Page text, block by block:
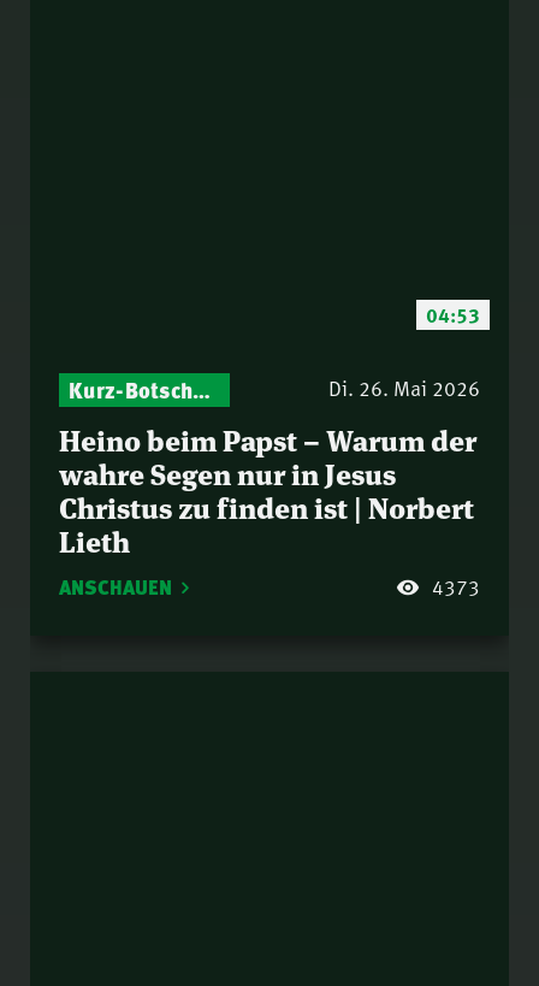
04:53
Kurz-Botschaften – Biblische Impulse mit Zukunft im Blick Di. 26. Mai 2026
Heino beim Papst – Warum der
wahre Segen nur in Jesus
Christus zu finden ist | Norbert
Lieth
ANSCHAUEN 4373